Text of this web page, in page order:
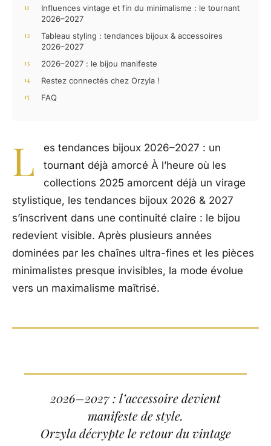
Influences vintage et fin du minimalisme : le tournant
2026–2027
Tableau styling : tendances bijoux & accessoires
2026–2027
2026–2027 : le bijou manifeste
Restez connectés chez Orzyla !
FAQ
L
es tendances bijoux 2026–2027 : un
tournant déjà amorcé À l’heure où les
collections 2025 amorcent déjà un virage
stylistique, les tendances bijoux 2026 & 2027
s’inscrivent dans une continuité claire : le bijou
redevient visible. Après plusieurs années
dominées par les chaînes ultra-fines et les pièces
minimalistes presque invisibles, la mode évolue
vers un maximalisme maîtrisé.
2026–2027 : l’accessoire devient
manifeste de style.
Orzyla décrypte le retour du vintage